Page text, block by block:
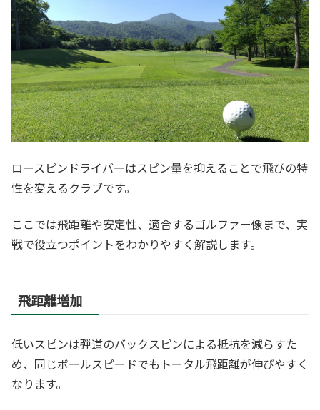
ロースピンドライバーはスピン量を抑えることで飛びの特
性を変えるクラブです。
ここでは飛距離や安定性、適合するゴルファー像まで、実
戦で役立つポイントをわかりやすく解説します。
飛距離増加
低いスピンは弾道のバックスピンによる抵抗を減らすた
め、同じボールスピードでもトータル飛距離が伸びやすく
なります。